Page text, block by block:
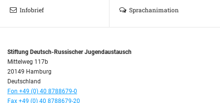
Infobrief Sprachanimation
Stiftung Deutsch-Russischer Jugendaustausch
Mittelweg 117b
20149 Hamburg
Deutschland
Fon +49 (0) 40 8788679-0
Fax +49 (0) 40 8788679-20